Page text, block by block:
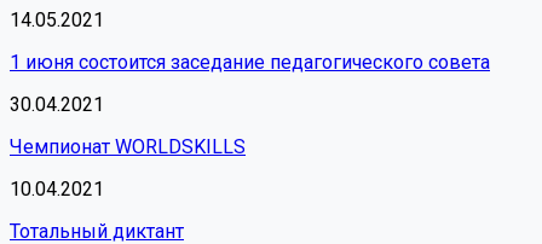
14.05.2021
1 июня состоится заседание педагогического совета
30.04.2021
Чемпионат WORLDSKILLS
10.04.2021
Тотальный диктант